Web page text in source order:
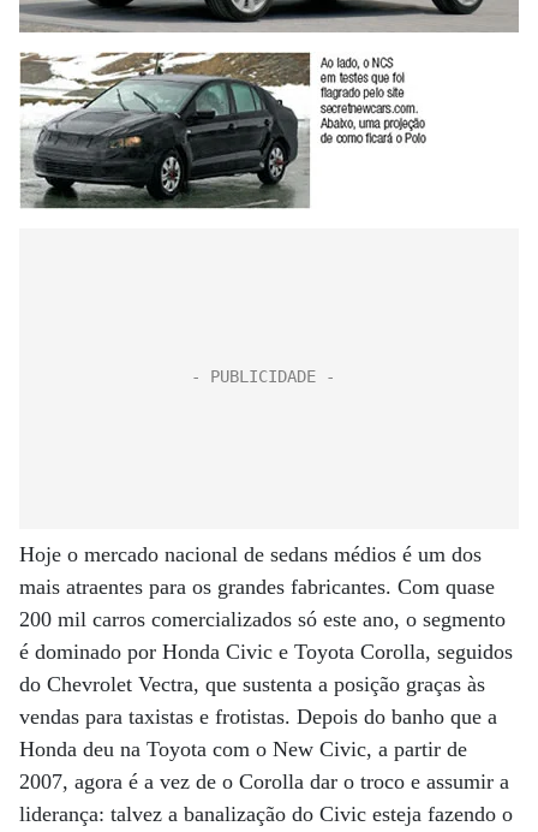
Hoje o mercado nacional de sedans médios é um dos
mais atraentes para os grandes fabricantes. Com quase
200 mil carros comercializados só este ano, o segmento
é dominado por Honda Civic e Toyota Corolla, seguidos
do Chevrolet Vectra, que sustenta a posição graças às
vendas para taxistas e frotistas. Depois do banho que a
Honda deu na Toyota com o New Civic, a partir de
2007, agora é a vez de o Corolla dar o troco e assumir a
liderança: talvez a banalização do Civic esteja fazendo o